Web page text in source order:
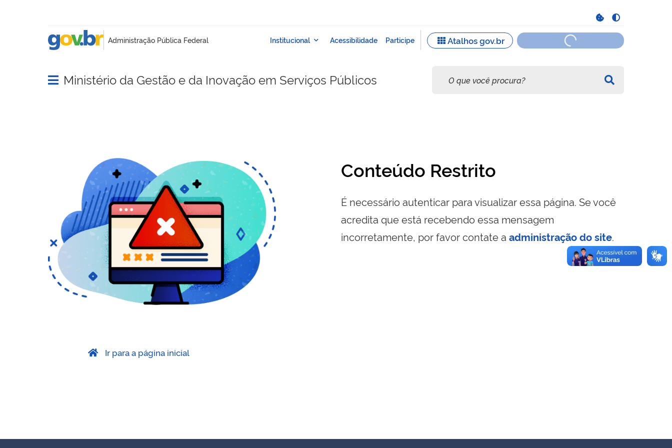
Abrir menu principal de navegação
Ministério da Gestão e da Inovação em Serviços Públicos
Conteúdo Restrito
É necessário autenticar para visualizar essa página. Se você
acredita que está recebendo essa mensagem
incorretamente, por favor contate a administração do site.
Ir para a página inicial